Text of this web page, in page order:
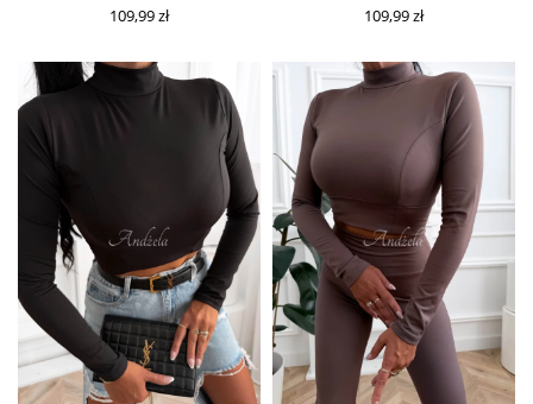
109,99 zł 109,99 zł